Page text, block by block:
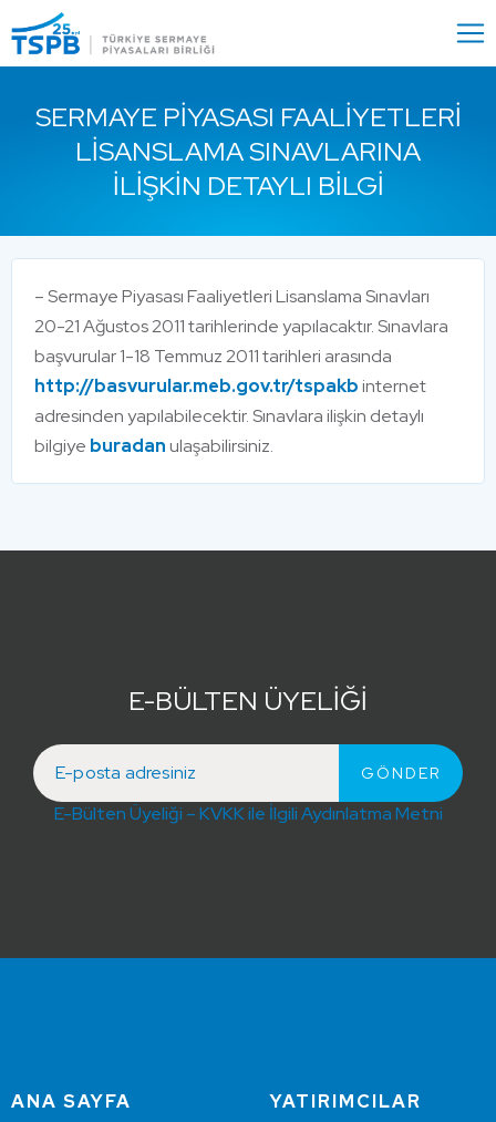
Close
SERMAYE PIYASASI FAALIYETLERI
LISANSLAMA SINAVLARINA
İLIŞKIN DETAYLI BILGI
– Sermaye Piyasası Faaliyetleri Lisanslama Sınavları
20-21 Ağustos 2011 tarihlerinde yapılacaktır. Sınavlara
başvurular 1-18 Temmuz 2011 tarihleri arasında
http://basvurular.meb.gov.tr/tspakbinternet
adresinden yapılabilecektir. Sınavlara ilişkin detaylı
bilgiye buradanulaşabilirsiniz.
E-BÜLTEN ÜYELİĞİ
E-Bülten Üyeliği – KVKK ile İlgili Aydınlatma Metni
ANA SAYFA
YATIRIMCILAR